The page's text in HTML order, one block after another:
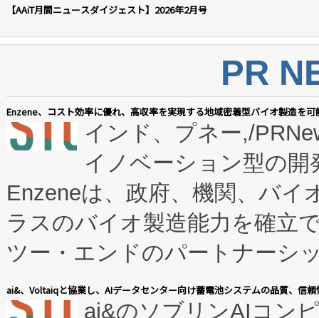
【AAiT月間ニュースダイジェスト】2026年2月号
PR
Enzene、コスト効率に優れ、高収率を実現する地域密着型バイオ製造を
インド、プネー,/
イノベーション型の
Enzeneは、政府、機関、バイ
ラスのバイオ製造能力を確立
ツー・エンドのパートナーシ
表しました。 同社の実績ある
manufacturing™ (FCCM™) プ
ai&、Voltaiqと協業し、AIデータセンター向け蓄電池システムの品質、信
ai&のソブリンAIコン